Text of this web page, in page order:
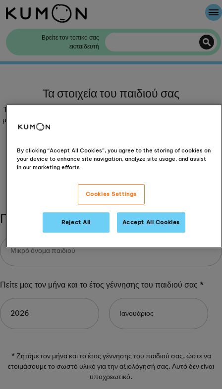
Βρείτε τον τοπικό σας
εκπαιδευτή
Τα στοιχεία του παιδιού σας
Τώρα ας πάρουμε μερικές λεπτομέρειες σχετικά με το ποιος έρχεται και
με τι μπορούμε να τους βοηθήσουμε. Σημειώστε ότι η KUMON Europe
& Africa Ltd συλλέγει τα προσωπικά σας στοιχεία σύμφωνα με
Για πόσα παιδιά κάνετε κράτηση;
- +
Παρακαλώ συμπληρώστε
Πείτε μας τον μήνα και το έτος γέννησης του παιδιού σας *
* Ζητάμε τον μήνα και το έτος γέννησης του παιδιού σας, ώστε να
ετοιμάσουμε το σωστό υλικό για την αξιολόγησή σας. Αυτό δεν είναι
υποχρεωτικό.
Καλώς Ήρθατε
Η μέθοδος της KUMON
Η ιστορία της KUMON
By clicking “Accept All Cookies”, you agree to the storing of cookies on
your device to enhance site navigation, analyze site usage, and assist
in our marketing efforts.
Cookies Settings
Reject All Accept All Cookies